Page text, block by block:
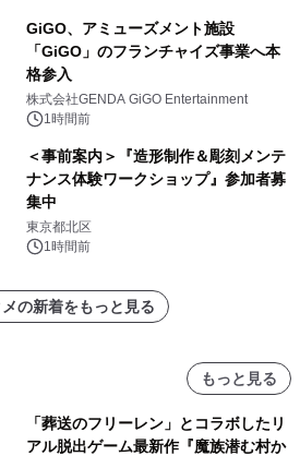
GiGO、アミューズメント施設
「GiGO」のフランチャイズ事業へ本
格参入
株式会社GENDA GiGO Entertainment
1時間前
＜事前案内＞『造形制作＆彫刻メンテ
ナンス体験ワークショップ』参加者募
集中
東京都北区
1時間前
の新着をもっと見る
もっと見る
「葬送のフリーレン」とコラボしたリ
アル脱出ゲーム最新作『魔族潜む村か